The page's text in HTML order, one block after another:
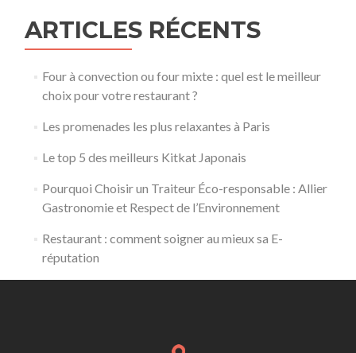
ARTICLES RÉCENTS
Four à convection ou four mixte : quel est le meilleur
choix pour votre restaurant ?
Les promenades les plus relaxantes à Paris
Le top 5 des meilleurs Kitkat Japonais
Pourquoi Choisir un Traiteur Éco-responsable : Allier
Gastronomie et Respect de l’Environnement
​Restaurant : comment soigner au mieux sa E-
réputation